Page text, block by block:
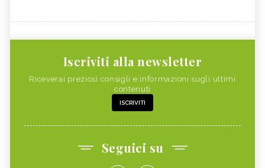
Iscriviti alla newsletter
Riceverai preziosi consigli e informazioni sugli ultimi
contenuti
ISCRIVITI
Seguici su